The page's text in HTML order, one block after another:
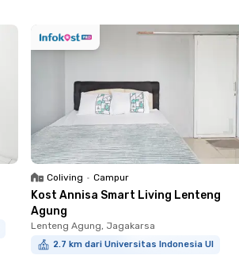
Coliving • Campur
Kost Annisa Smart Living Lenteng
Agung
Lenteng Agung, Jagakarsa
2.7 km dari Universitas Indonesia UI